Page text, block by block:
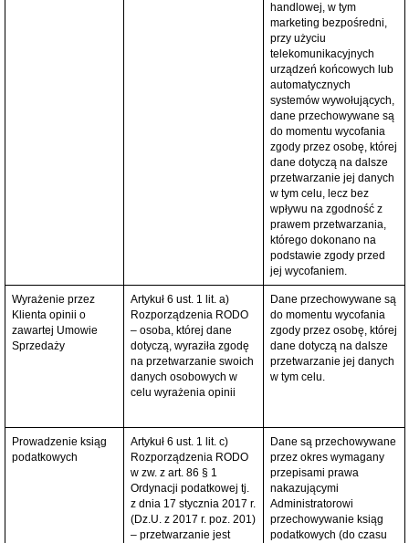
handlowej, w tym
marketing bezpośredni,
przy użyciu
telekomunikacyjnych
urządzeń końcowych lub
automatycznych
systemów wywołujących,
dane przechowywane są
do momentu wycofania
zgody przez osobę, której
dane dotyczą na dalsze
przetwarzanie jej danych
w tym celu, lecz bez
wpływu na zgodność z
prawem przetwarzania,
którego dokonano na
podstawie zgody przed
jej wycofaniem.
Wyrażenie przez
Klienta opinii o
zawartej Umowie
Sprzedaży
Artykuł 6 ust. 1 lit. a)
Rozporządzenia RODO
– osoba, której dane
dotyczą, wyraziła zgodę
na przetwarzanie swoich
danych osobowych w
celu wyrażenia opinii
Dane przechowywane są
do momentu wycofania
zgody przez osobę, której
dane dotyczą na dalsze
przetwarzanie jej danych
w tym celu.
Prowadzenie ksiąg
podatkowych
Artykuł 6 ust. 1 lit. c)
Rozporządzenia RODO
w zw. z art. 86 § 1
Ordynacji podatkowej tj.
z dnia 17 stycznia 2017 r.
(Dz.U. z 2017 r. poz. 201)
– przetwarzanie jest
Dane są przechowywane
przez okres wymagany
przepisami prawa
nakazującymi
Administratorowi
przechowywanie ksiąg
podatkowych (do czasu